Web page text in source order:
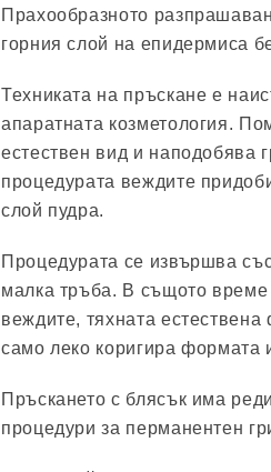
Прахообразното
горния слой на епидермиса
Техниката на пръскане е
апаратната козметология.
естествен вид и наподобява
процедурата веждите
слой пудра.
Процедурата се извършва
малка тръба. В същото
веждите, тяхната
само леко коригира формата
Пръскането с блясък има
процедури за перманентен